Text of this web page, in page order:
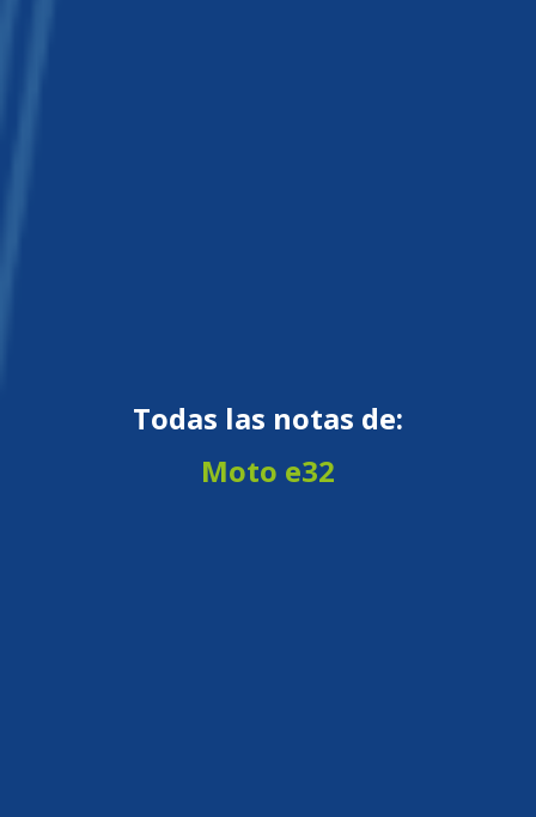
Todas las notas de:
Moto e32